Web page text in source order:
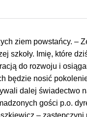
ziem powstańcy. –
szkoły. Imię, które
do rozwoju i
będzie nosić
dalej świadectwo
gości p.o.
–